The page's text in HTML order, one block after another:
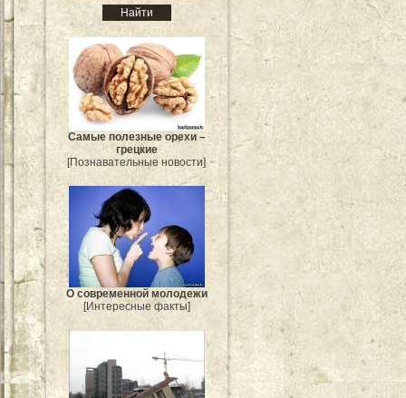
Самые полезные орехи –
грецкие
[Познавательные новости]
О современной молодежи
[Интересные факты]